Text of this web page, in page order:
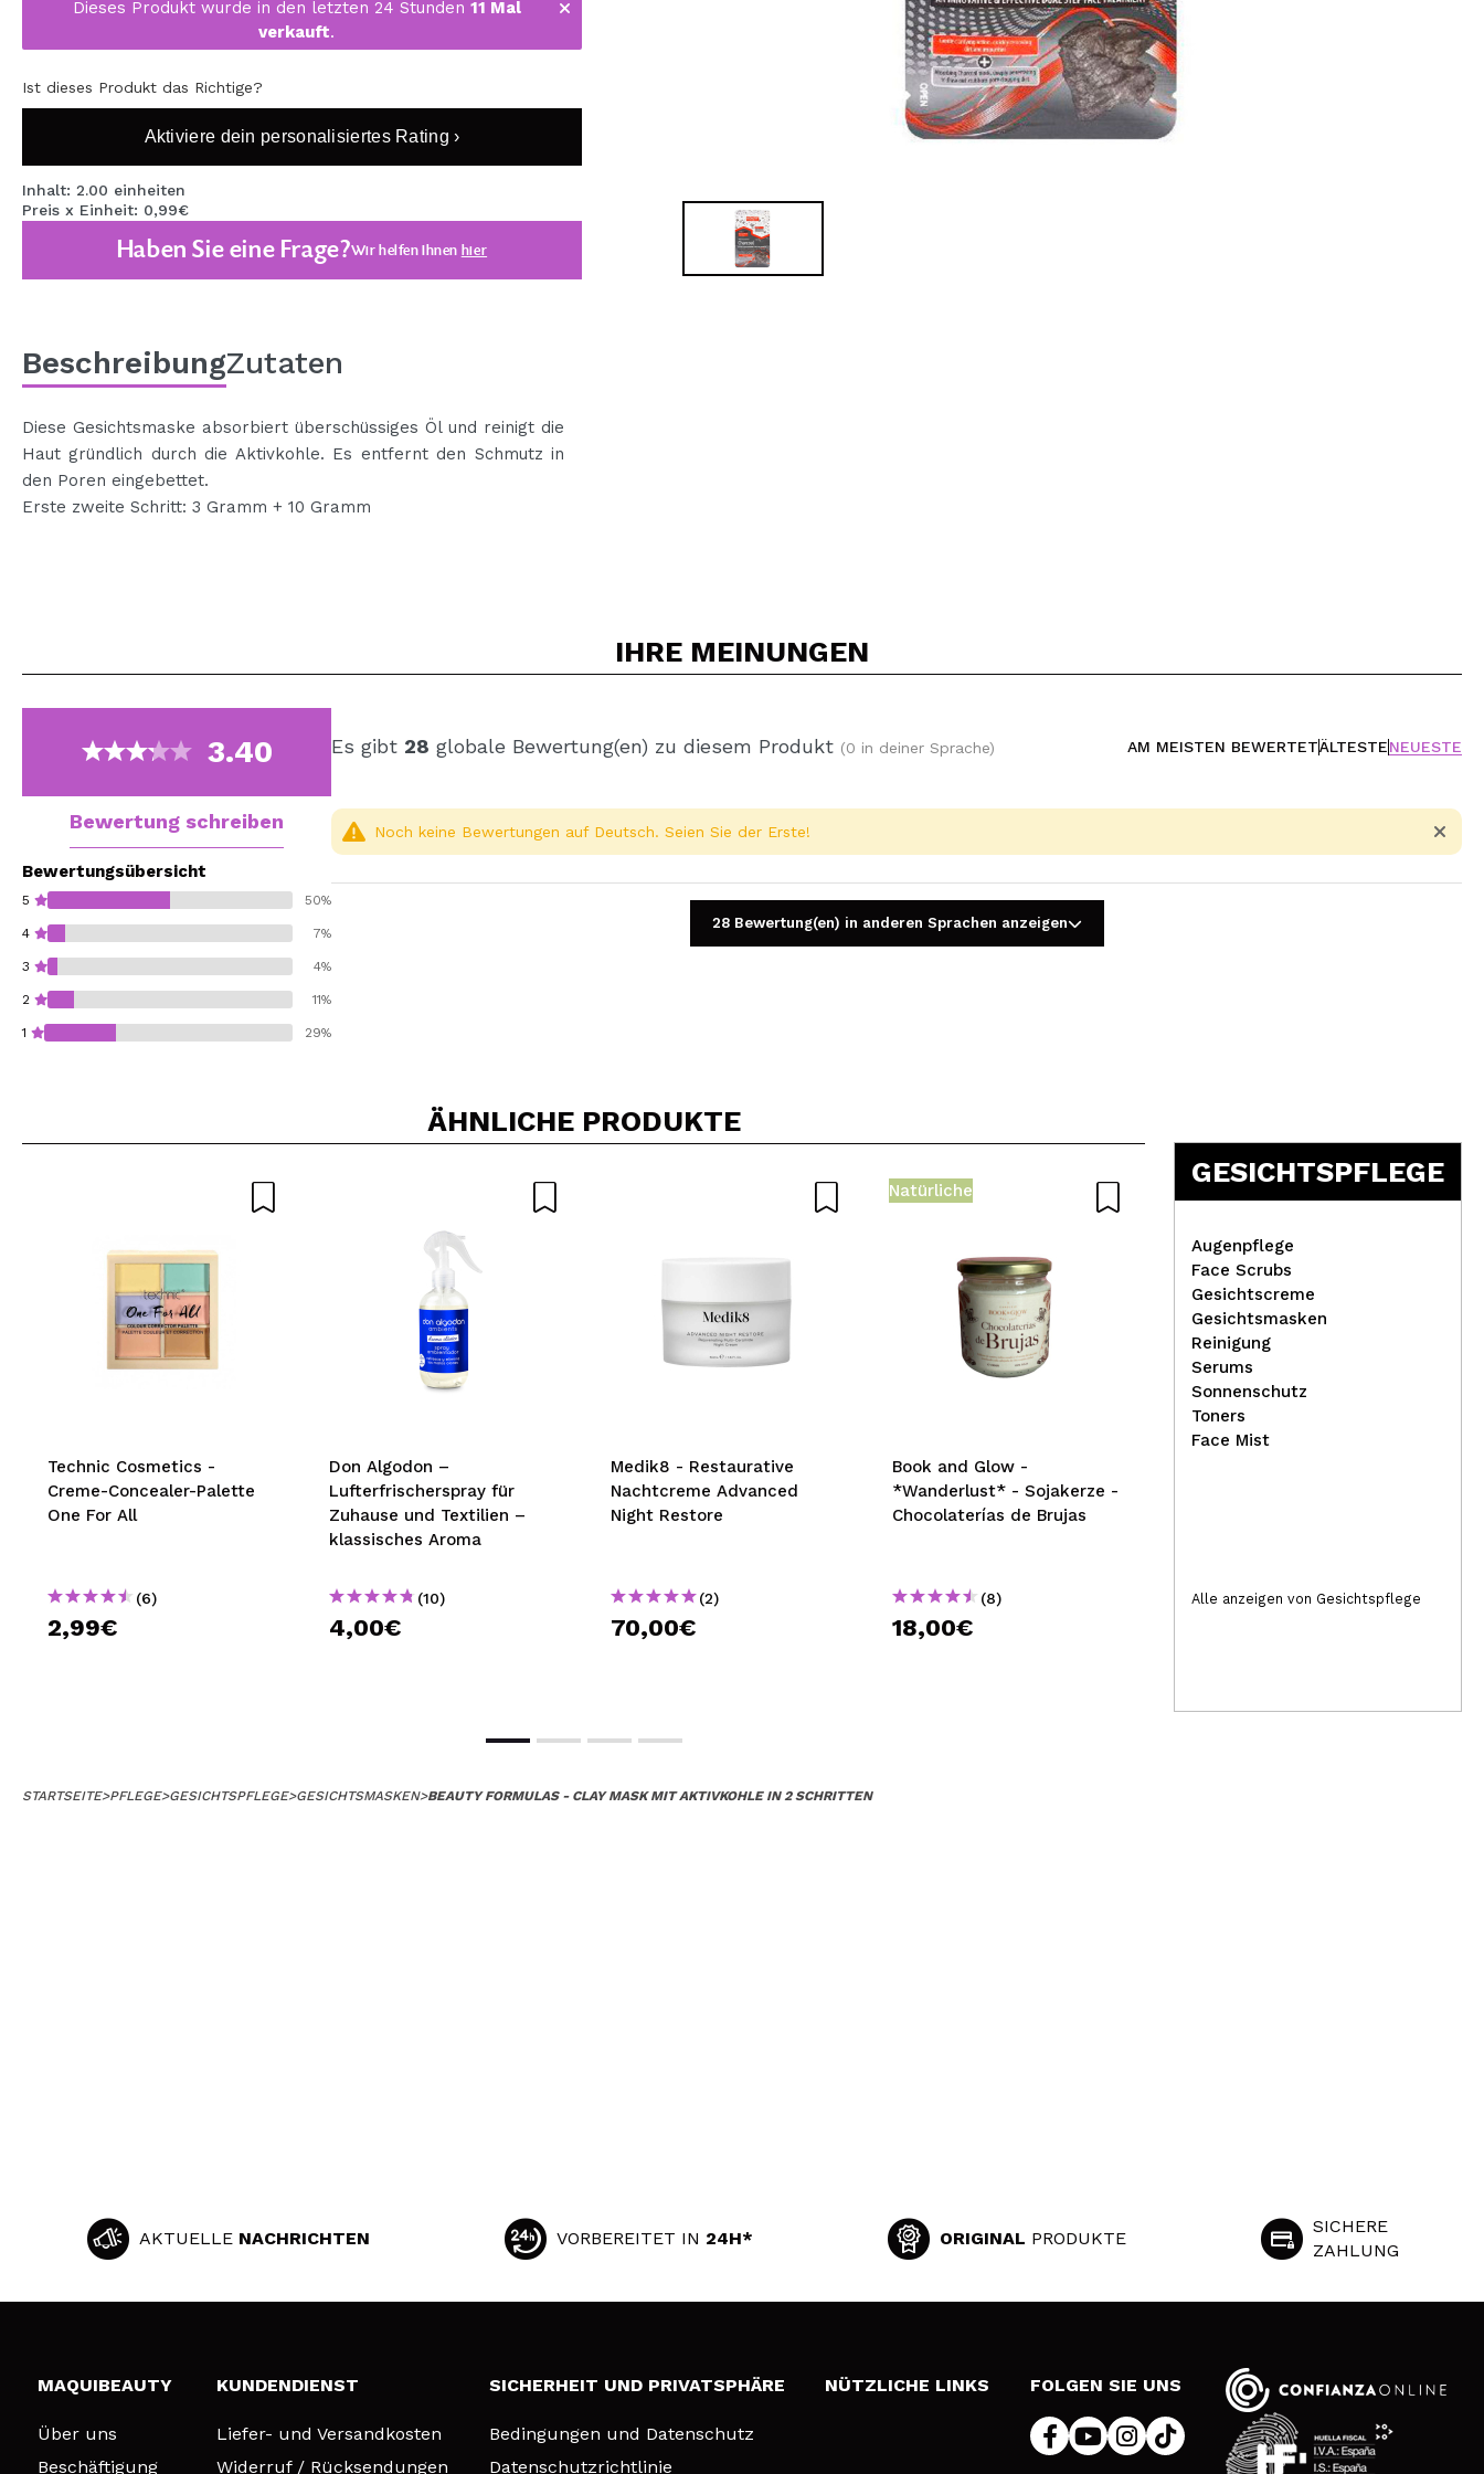
TRAVEL SIZE
SPECIALS
OUTLET
BALD VERFÜGBAR
bisherigen Vorgänge einsehen.
BENUTZERKONTO ERSTELLEN
Dieses Produkt wurde in den letzten 24 Stunden 11 Mal
verkauft.
Ist dieses Produkt das Richtige?
Aktiviere dein personalisiertes Rating ›
Inhalt: 2.00 einheiten
Preis x Einheit: 0,99€
Haben Sie eine Frage?Wir helfen Ihnen hier
BeschreibungZutaten
Diese Gesichtsmaske absorbiert überschüssiges Öl und reinigt die
Haut gründlich durch die Aktivkohle. Es entfernt den Schmutz in
den Poren eingebettet.
Erste zweite Schritt: 3 Gramm + 10 Gramm
IHRE MEINUNGEN
3.40
Bewertung schreiben
Bewertungsübersicht
5 50%
4 7%
3 4%
2 11%
1 29%
Es gibt 28 globale Bewertung(en) zu diesem Produkt (0 in deiner Sprache) AM MEISTEN BEWERTETÄLTESTENEUESTE
Noch keine Bewertungen auf Deutsch. Seien Sie der Erste!
28 Bewertung(en) in anderen Sprachen anzeigen
ÄHNLICHE PRODUKTE
Technic Cosmetics -
Creme-Concealer-Palette
One For All
(6)
2,99€
Don Algodon –
Lufterfrischerspray für
Zuhause und Textilien –
klassisches Aroma
(10)
4,00€
Medik8 - Restaurative
Nachtcreme Advanced
Night Restore
(2)
70,00€
Natürliche
Book and Glow -
*Wanderlust* - Sojakerze -
Chocolaterías de Brujas
(8)
18,00€
The Fruit Company – 2-in-1
schäumendes Körperpeeling
– Strawberry
(3)
GESICHTSPFLEGE
Augenpflege
Face Scrubs
Gesichtscreme
Gesichtsmasken
Reinigung
Serums
Sonnenschutz
Toners
Face Mist
Alle anzeigen von Gesichtspflege
STARTSEITE>PFLEGE>GESICHTSPFLEGE>GESICHTSMASKEN>BEAUTY FORMULAS - CLAY MASK MIT AKTIVKOHLE IN 2 SCHRITTEN
AKTUELLE NACHRICHTEN VORBEREITET IN 24H* ORIGINAL PRODUKTE
SICHERE
ZAHLUNG
MAQUIBEAUTY
Über uns
Beschäftigung
KUNDENDIENST
Liefer- und Versandkosten
Widerruf / Rücksendungen
SICHERHEIT UND PRIVATSPHÄRE
Bedingungen und Datenschutz
Datenschutzrichtlinie
NÜTZLICHE LINKS FOLGEN SIE UNS